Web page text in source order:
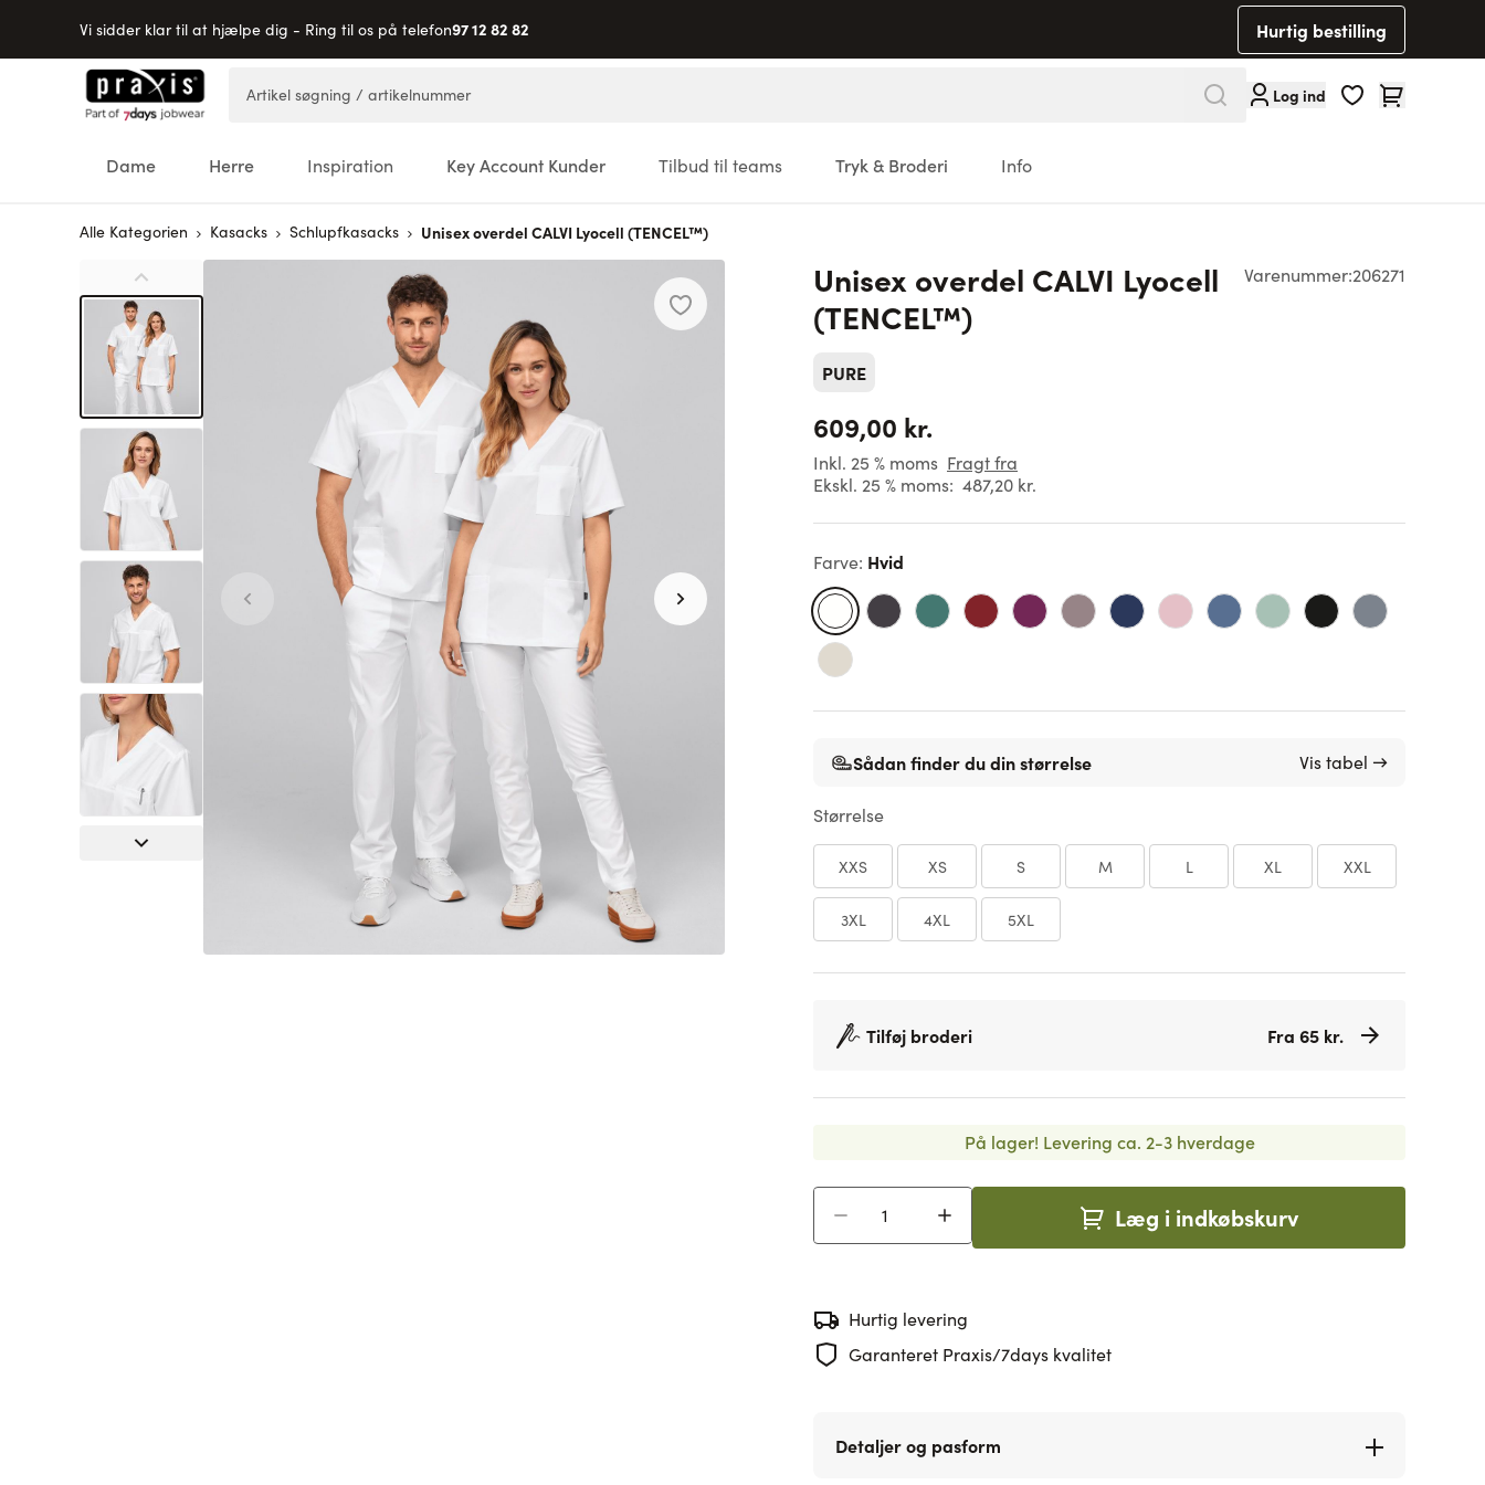
Vi sidder klar til at hjælpe dig - Ring til os på telefon97 12 82 82 Hurtig bestilling
Skip to Content
Log ind Cart
Dame Herre Inspiration Key Account Kunder Tilbud til teams Tryk & Broderi Info
Alle Kategorien Kasacks Schlupfkasacks Unisex overdel CALVI Lyocell (TENCEL™)
Varenummer:206271
Unisex overdel CALVI Lyocell
(TENCEL™)
PURE
609,00 kr.
Inkl. 25 % moms Fragt fra
Ekskl. 25 % moms: 487,20 kr.
Farve: Hvid
Sådan finder du din størrelse Vis tabel →
Størrelse
XXS XS S M L XL XXL
3XL 4XL 5XL
Tilføj broderi Fra 65 kr.
På lager! Levering ca. 2-3 hverdage
Læg i indkøbskurv
Hurtig levering
Garanteret Praxis/7days kvalitet
Detaljer og pasform